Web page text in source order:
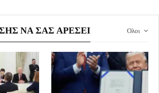
Ολοι
ΝΑ ΣΑΣ ΑΡΈΣΕΙ